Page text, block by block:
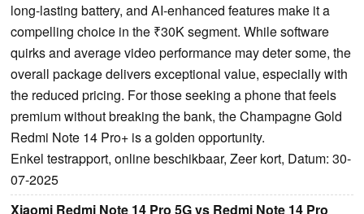
long-lasting battery, and AI-enhanced features make it a
compelling choice in the ₹30K segment. While software
quirks and average video performance may deter some, the
overall package delivers exceptional value, especially with
the reduced pricing. For those seeking a phone that feels
premium without breaking the bank, the Champagne Gold
Redmi Note 14 Pro+ is a golden opportunity.
Enkel testrapport, online beschikbaar, Zeer kort, Datum: 30-
07-2025
Xiaomi Redmi Note 14 Pro 5G vs Redmi Note 14 Pro